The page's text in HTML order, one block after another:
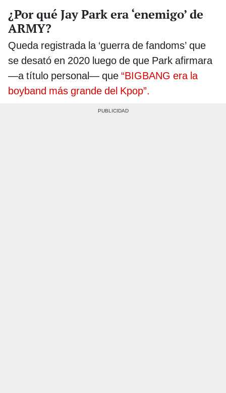
¿Por qué Jay Park era ‘enemigo’ de
ARMY?
Queda registrada la ‘guerra de fandoms’ que
se desató en 2020 luego de que Park afirmara
—a título personal— que “BIGBANG era la
boyband más grande del Kpop”.